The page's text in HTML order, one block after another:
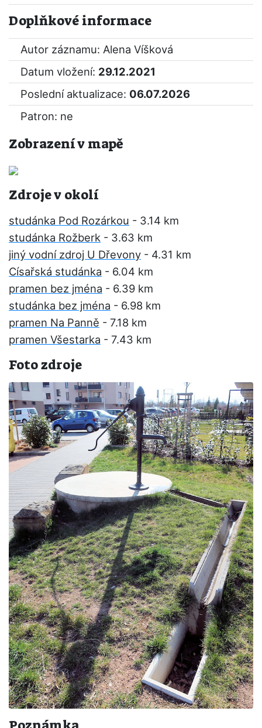
Doplňkové informace
Autor záznamu: Alena Víšková
Datum vložení: 29.12.2021
Poslední aktualizace: 06.07.2026
Patron: ne
Zobrazení v mapě
Zdroje v okolí
studánka Pod Rozárkou - 3.14 km
studánka Rožberk - 3.63 km
jiný vodní zdroj U Dřevony - 4.31 km
Císařská studánka - 6.04 km
pramen bez jména - 6.39 km
studánka bez jména - 6.98 km
pramen Na Panně - 7.18 km
pramen Všestarka - 7.43 km
Foto zdroje